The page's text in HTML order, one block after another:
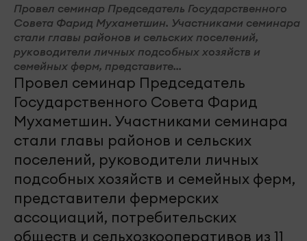
Провел семинар Председатель Государственного
Совета Фарид Мухаметшин. Участниками семинара
стали главы районов и сельских поселений,
руководители личных подсобных хозяйств и
семейных ферм, представите...
Провел семинар Председатель
Государственного Совета Фарид
Мухаметшин. Участниками семинара
стали главы районов и сельских
поселений, руководители личных
подсобных хозяйств и семейных ферм,
представители фермерских
ассоциаций, потребительских
обществ и сельхозкооперативов из 11